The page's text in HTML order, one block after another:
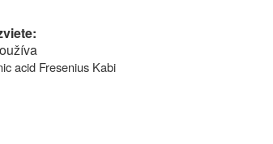
acid Fresenius Kabi